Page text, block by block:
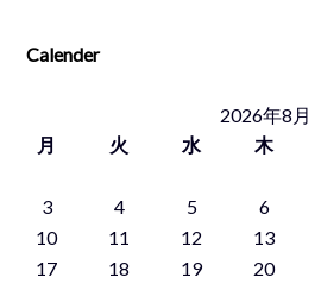
Calender
2026年8月
月
火 水 木
3
4 5 6
10
11 12 13
17
18 19 20